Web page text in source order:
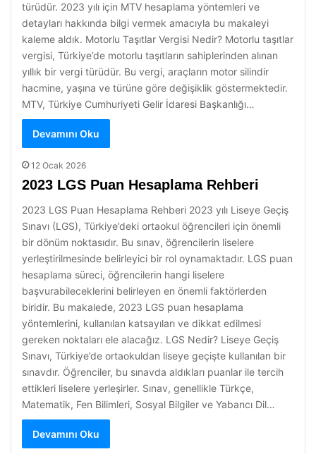
türüdür. 2023 yılı için MTV hesaplama yöntemleri ve
detayları hakkında bilgi vermek amacıyla bu makaleyi
kaleme aldık. Motorlu Taşıtlar Vergisi Nedir? Motorlu taşıtlar
vergisi, Türkiye’de motorlu taşıtların sahiplerinden alınan
yıllık bir vergi türüdür. Bu vergi, araçların motor silindir
hacmine, yaşına ve türüne göre değişiklik göstermektedir.
MTV, Türkiye Cumhuriyeti Gelir İdaresi Başkanlığı…
Devamını Oku
12 Ocak 2026
2023 LGS Puan Hesaplama Rehberi
2023 LGS Puan Hesaplama Rehberi 2023 yılı Liseye Geçiş
Sınavı (LGS), Türkiye’deki ortaokul öğrencileri için önemli
bir dönüm noktasıdır. Bu sınav, öğrencilerin liselere
yerleştirilmesinde belirleyici bir rol oynamaktadır. LGS puan
hesaplama süreci, öğrencilerin hangi liselere
başvurabileceklerini belirleyen en önemli faktörlerden
biridir. Bu makalede, 2023 LGS puan hesaplama
yöntemlerini, kullanılan katsayıları ve dikkat edilmesi
gereken noktaları ele alacağız. LGS Nedir? Liseye Geçiş
Sınavı, Türkiye’de ortaokuldan liseye geçişte kullanılan bir
sınavdır. Öğrenciler, bu sınavda aldıkları puanlar ile tercih
ettikleri liselere yerleşirler. Sınav, genellikle Türkçe,
Matematik, Fen Bilimleri, Sosyal Bilgiler ve Yabancı Dil…
Devamını Oku